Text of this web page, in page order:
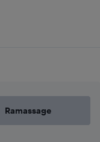
Ramassage